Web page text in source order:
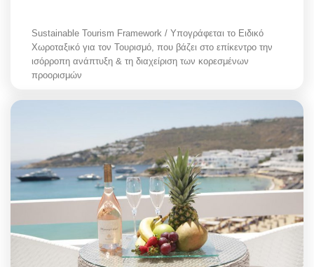
Sustainable Tourism Framework / Υπογράφεται το Ειδικό
Χωροταξικό για τον Τουρισμό, που βάζει στο επίκεντρο την
ισόρροπη ανάπτυξη & τη διαχείριση των κορεσμένων
προορισμών